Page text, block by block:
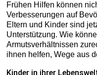
Frühen Hilfen können
Verbesserungen auf
Eltern und Kinder sind
Unterstützung. Wie
Armutsverhältnissen
ihnen helfen, Wege aus
Kinder in ihrer